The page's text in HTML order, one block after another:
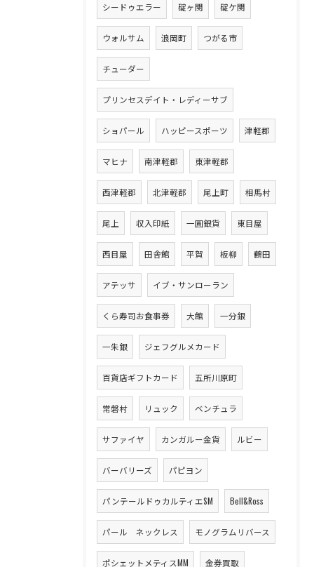
シードゥエラー 碇ヶ関 碇ケ関
ウォルサム 浪岡町 つがる市
チューダー
プリンセスデイト・レディーサブ
ショパール ハッピースポーツ 津軽郡
マヒナ 南津軽郡 東津軽郡
西津軽郡 北津軽郡 尾上町 相馬村
尾上 収入印紙 一圓銀貨 東目屋
西目屋 田舎館 平賀 板柳 鶴田
アテッサ イブ・サンローラン
くら寿司お食事券 大館 一分銀
一朱銀 ジェフグルメカード
百貨店ギフトカード 五所川原町
常磐村 リュック ベンチュラ
サファイヤ カンガルー金貨 ルビー
バーバリーズ パピヨン
パンテールドゥカルティエSM Bell&Ross
パール ネックレス モノグラムリバース
ポシェットメティスMM 金券買取